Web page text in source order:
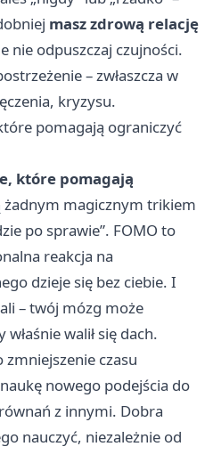
masz zdrową relację
nie odpuszczaj czujności.
– zwłaszcza w
kryzysu.
pomagają ograniczyć
które pomagają
żadnym magicznym trikiem
po sprawie”. FOMO to
reakcja na
dzieje się bez ciebie. I
– twój mózg może
walił się dach.
czasu
nowego podejścia do
z innymi. Dobra
nauczyć, niezależnie od